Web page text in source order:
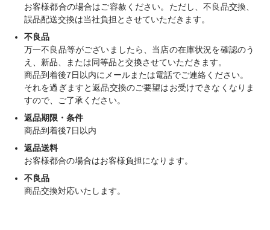
お客様都合の場合はご容赦ください。ただし、不良品交換、
誤品配送交換は当社負担とさせていただきます。
不良品
万一不良品等がございましたら、当店の在庫状況を確認のう
え、新品、または同等品と交換させていただきます。
商品到着後7日以内にメールまたは電話でご連絡ください。
それを過ぎますと返品交換のご要望はお受けできなくなりま
すので、ご了承ください。
返品期限・条件
商品到着後7日以内
返品送料
お客様都合の場合はお客様負担になります。
不良品
商品交換対応いたします。